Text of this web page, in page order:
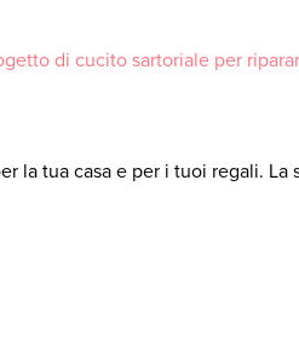
di cucito sartoriale per
la tua casa e per i tuoi regali.